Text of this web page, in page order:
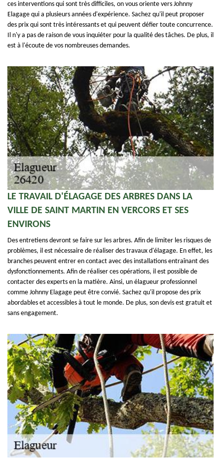
ces interventions qui sont très difficiles, on vous oriente vers Johnny
Elagage qui a plusieurs années d'expérience. Sachez qu'il peut proposer
des prix qui sont très intéressants et qui peuvent défier toute concurrence.
Il n'y a pas de raison de vous inquiéter pour la qualité des tâches. De plus, il
est à l'écoute de vos nombreuses demandes.
LE TRAVAIL D'ÉLAGAGE DES ARBRES DANS LA
VILLE DE SAINT MARTIN EN VERCORS ET SES
ENVIRONS
Des entretiens devront se faire sur les arbres. Afin de limiter les risques de
problèmes, il est nécessaire de réaliser des travaux d'élagage. En effet, les
branches peuvent entrer en contact avec des installations entraînant des
dysfonctionnements. Afin de réaliser ces opérations, il est possible de
contacter des experts en la matière. Ainsi, un élagueur professionnel
comme Johnny Elagage peut être convié. Sachez qu'il propose des prix
abordables et accessibles à tout le monde. De plus, son devis est gratuit et
sans engagement.